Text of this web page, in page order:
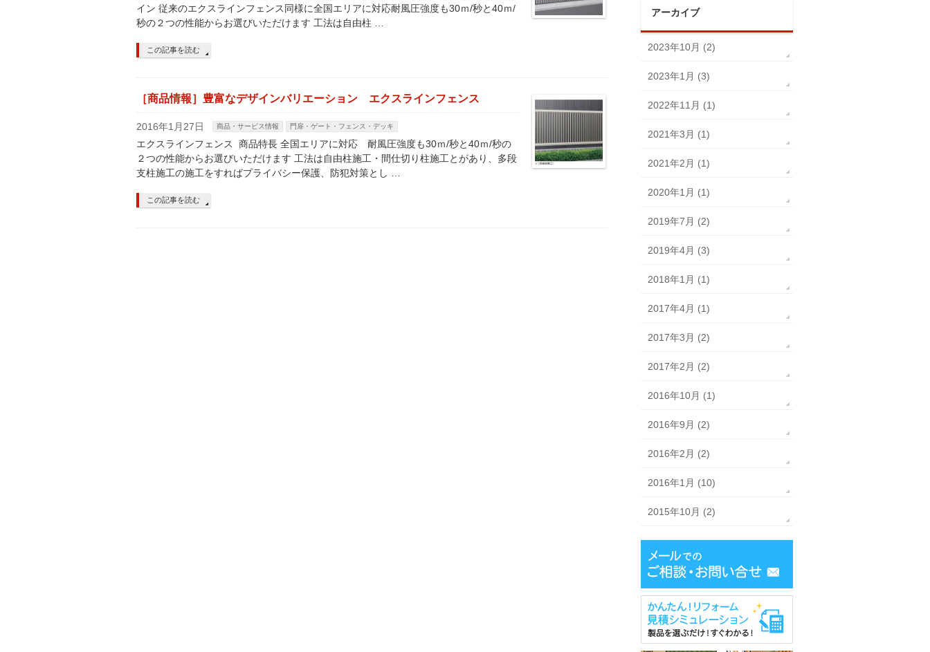
イン 従来のエクスラインフェンス同様に全国エリアに対応耐風圧強度も30ｍ/秒と40ｍ/
秒の２つの性能からお選びいただけます 工法は自由柱 …
この記事を読む
［商品情報］豊富なデザインバリエーション エクスラインフェンス
2016年1月27日 商品・サービス情報 門扉・ゲート・フェンス・デッキ
エクスラインフェンス 商品特長 全国エリアに対応 耐風圧強度も30ｍ/秒と40ｍ/秒の
２つの性能からお選びいただけます 工法は自由柱施工・間仕切り柱施工とがあり、多段
支柱施工の施工をすればプライバシー保護、防犯対策とし …
この記事を読む
アーカイブ
2023年10月 (2)
2023年1月 (3)
2022年11月 (1)
2021年3月 (1)
2021年2月 (1)
2020年1月 (1)
2019年7月 (2)
2019年4月 (3)
2018年1月 (1)
2017年4月 (1)
2017年3月 (2)
2017年2月 (2)
2016年10月 (1)
2016年9月 (2)
2016年2月 (2)
2016年1月 (10)
2015年10月 (2)